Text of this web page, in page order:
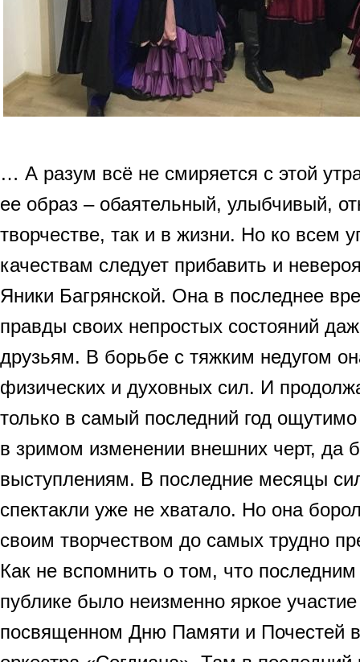
… А разум всё не смиряется с этой
ее образ – обаятельный, улыбчивый,
творчестве, так и в жизни. Но ко всем
качествам следует прибавить и
Яники Багрянской. Она в последнее
правды своих непростых состояний
друзьям. В борьбе с тяжким недугом
физических и духовных сил. И
только в самый последний год ощутимо
в зримом изменении внешних черт, да
выступлениям. В последние месяцы
спектакли уже не хватало. Но она
своим творчеством до самых трудно
Как не вспомнить о том, что
публике было неизменно яркое
посвященном Дню Памяти и Почестей